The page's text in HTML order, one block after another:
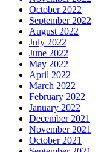
October 2022
September 2022
August 2022
July 2022
June 2022
May 2022
April 2022
March 2022
February 2022
January 2022
December 2021
November 2021
October 2021